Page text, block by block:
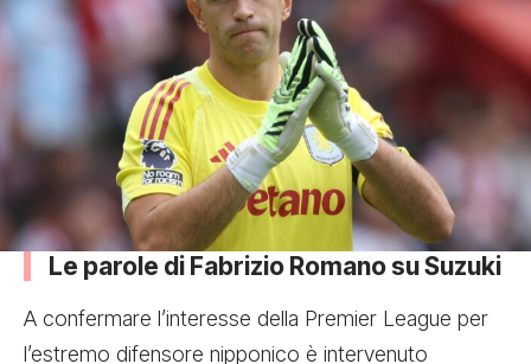
Le parole di Fabrizio Romano su Suzuki
A confermare l’interesse della Premier League per
l’estremo difensore nipponico è intervenuto